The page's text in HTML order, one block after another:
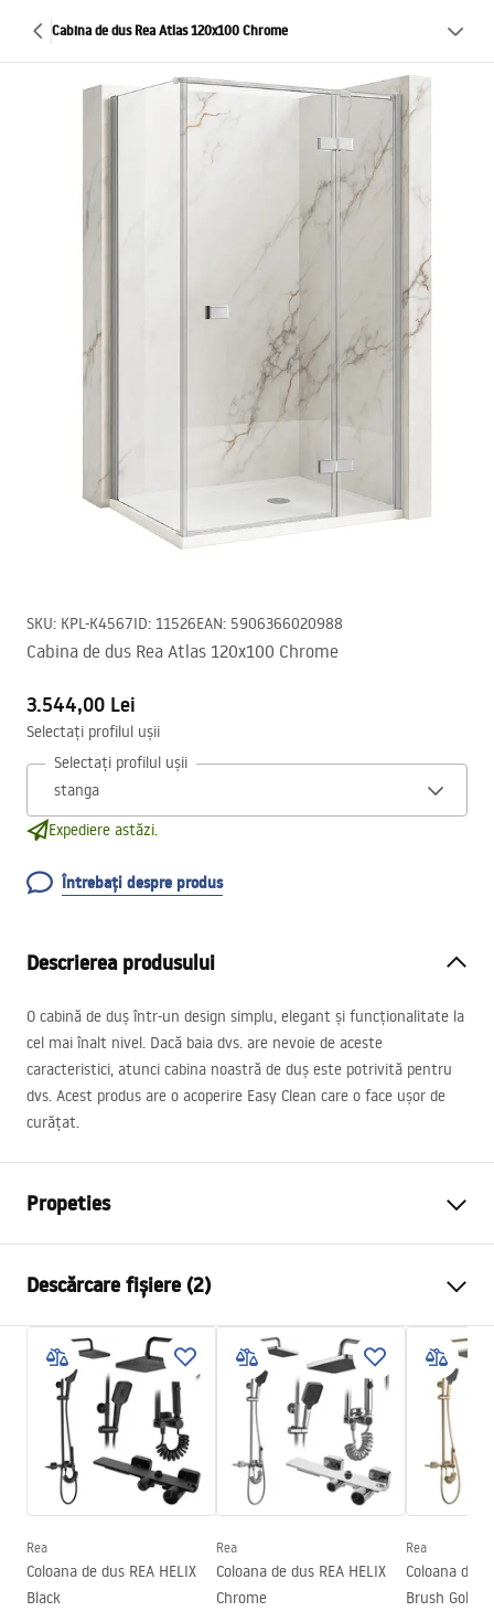
Cabina de dus Rea Atlas 120x100 Chrome
SKU: KPL-K4567ID: 11526EAN: 5906366020988
Cabina de dus Rea Atlas 120x100 Chrome
3.544,00 Lei
Selectați profilul ușii
Selectați profilul ușii
Expediere astăzi.
Întrebați despre produs
Descrierea produsului
O cabină de duș într-un design simplu, elegant și funcționalitate la
cel mai înalt nivel. Dacă baia dvs. are nevoie de aceste
caracteristici, atunci cabina noastră de duș este potrivită pentru
dvs. Acest produs are o acoperire Easy Clean care o face ușor de
curățat.
Propeties
Culoare
Tip cabina
De colt
Culoare sticla
Transparent 6mm
Tip de deschidere
Batanta
Seria
Atlas
Montaj
de cada sau de podea
Inaltime (mm)
2000
Directie cabina
Garantie
24 luni
Descărcare fișiere (2)
Warunki bezpieczeństwa
WARUNKI BEZPIECZENSTWA KABINY DRZWI
PARAWANY.pdf
Instrukcja montażu
Instrukcja montażu kabiny Atlas.pdf
Rea
Coloana de dus REA HELIX
Black
Rea
Coloana de dus REA HELIX
Chrome
Rea
Coloana de
Brush Gold